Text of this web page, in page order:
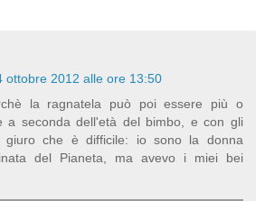
ottobre 2012 alle ore 13:50
la ragnatela può poi essere più o
a seconda dell'età del bimbo, e con gli
giuro che è difficile: io sono la donna
del Pianeta, ma avevo i miei bei